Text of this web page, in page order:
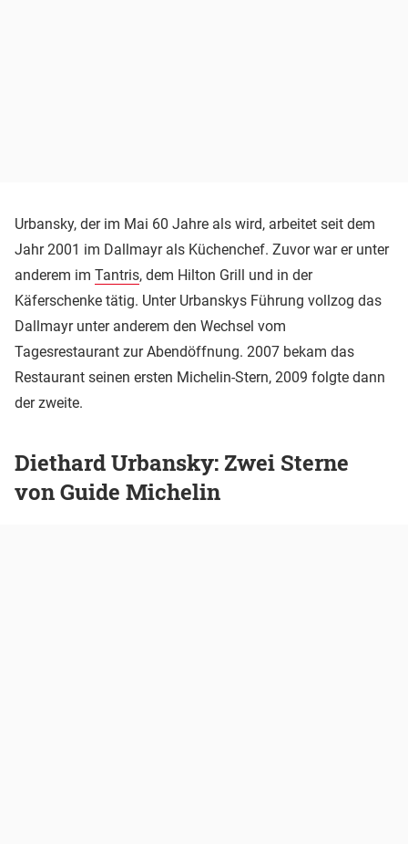
Urbansky, der im Mai 60 Jahre als wird, arbeitet seit dem
Jahr 2001 im Dallmayr als Küchenchef. Zuvor war er unter
anderem im Tantris, dem Hilton Grill und in der
Käferschenke tätig. Unter Urbanskys Führung vollzog das
Dallmayr unter anderem den Wechsel vom
Tagesrestaurant zur Abendöffnung. 2007 bekam das
Restaurant seinen ersten Michelin-Stern, 2009 folgte dann
der zweite.
Diethard Urbansky:Zwei Sterne
von Guide Michelin